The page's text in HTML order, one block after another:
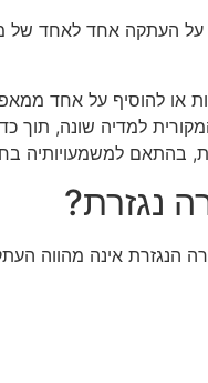
העתקה אחד לאחד של
או להוסיף על אחד
למדיה שונה, תוך
בהתאם למשמעויותיה
נגזרת?
הנגזרת אינה מהווה